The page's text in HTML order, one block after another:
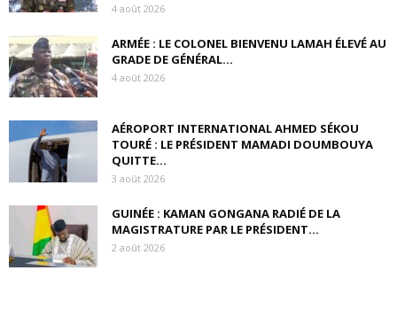
4 août 2026
ARMÉE : LE COLONEL BIENVENU LAMAH ÉLEVÉ AU
GRADE DE GÉNÉRAL...
4 août 2026
AÉROPORT INTERNATIONAL AHMED SÉKOU
TOURÉ : LE PRÉSIDENT MAMADI DOUMBOUYA
QUITTE...
3 août 2026
GUINÉE : KAMAN GONGANA RADIÉ DE LA
MAGISTRATURE PAR LE PRÉSIDENT...
2 août 2026